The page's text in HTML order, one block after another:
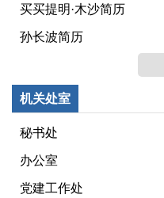
买买提明·木沙简历
孙长波简历
机关处室
秘书处
办公室
党建工作处